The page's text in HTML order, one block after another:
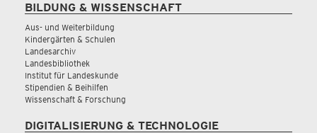
BILDUNG & WISSENSCHAFT
Aus- und Weiterbildung
Kindergärten & Schulen
Landesarchiv
Landesbibliothek
Institut für Landeskunde
Stipendien & Beihilfen
Wissenschaft & Forschung
DIGITALISIERUNG & TECHNOLOGIE